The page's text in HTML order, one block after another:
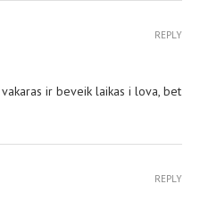
ir beveik laikas i lova, bet
REPLY
REPLY